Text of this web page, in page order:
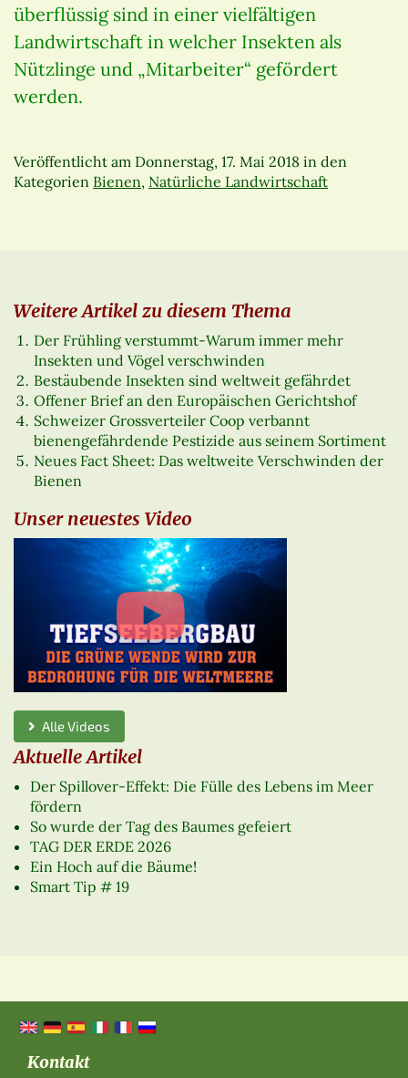
überflüssig sind in einer vielfältigen
Landwirtschaft in welcher Insekten als
Nützlinge und „Mitarbeiter“ gefördert
werden.
Veröffentlicht am Donnerstag, 17. Mai 2018 in den
Kategorien Bienen, Natürliche Landwirtschaft
Weitere Artikel zu diesem Thema
Der Frühling verstummt-Warum immer mehr
Insekten und Vögel verschwinden
Bestäubende Insekten sind weltweit gefährdet
Offener Brief an den Europäischen Gerichtshof
Schweizer Grossverteiler Coop verbannt
bienengefährdende Pestizide aus seinem Sortiment
Neues Fact Sheet: Das weltweite Verschwinden der
Bienen
Unser neuestes Video
Alle Videos
Aktuelle Artikel
Der Spillover-Effekt: Die Fülle des Lebens im Meer
fördern
So wurde der Tag des Baumes gefeiert
TAG DER ERDE 2026
Ein Hoch auf die Bäume!
Smart Tip # 19
Kontakt